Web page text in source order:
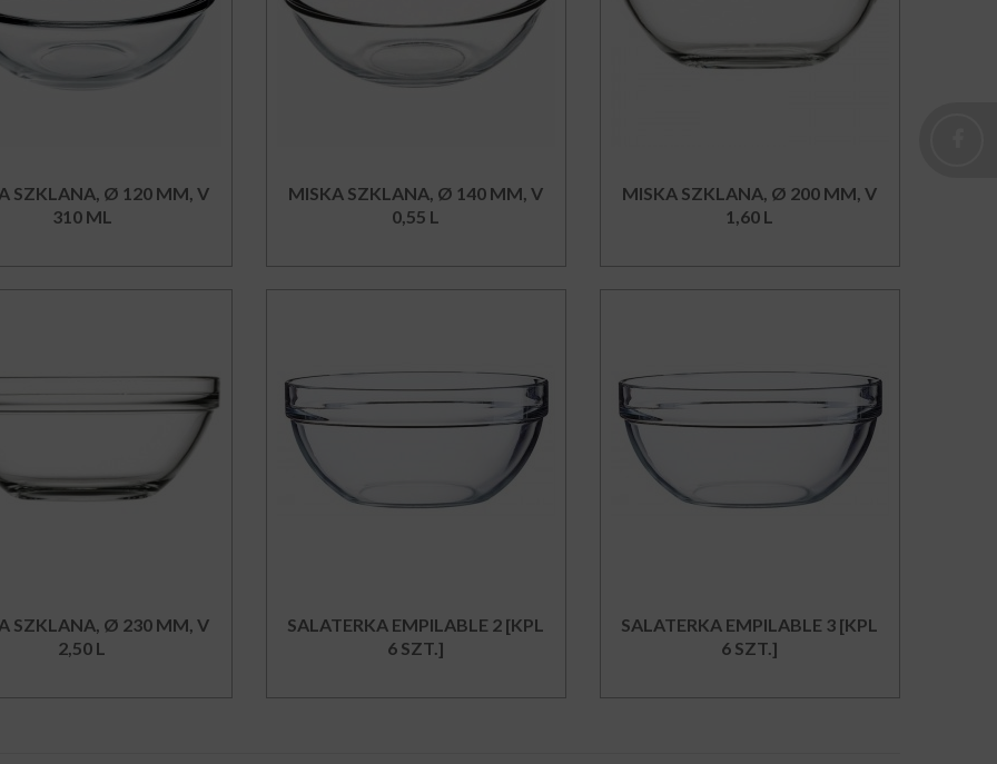
SZKLANA, Ø 120 MM, V
310 ML
MISKA SZKLANA, Ø 140 MM, V
0,55 L
MISKA SZKLANA, Ø 200 MM, V
1,60 L
SZKLANA, Ø 230 MM, V
2,50 L
SALATERKA EMPILABLE 2 [KPL
6 SZT.]
SALATERKA EMPILABLE 3 [KPL
6 SZT.]